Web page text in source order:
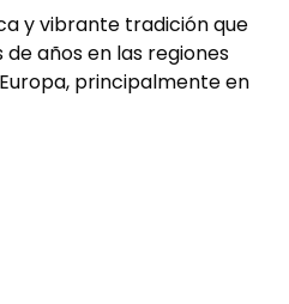
y vibrante tradición que
años en las regiones
principalmente en